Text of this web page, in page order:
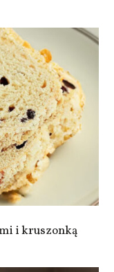
i kruszonką